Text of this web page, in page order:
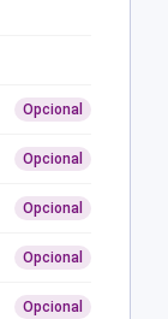
Opcional
Opcional
Opcional
Opcional
Opcional